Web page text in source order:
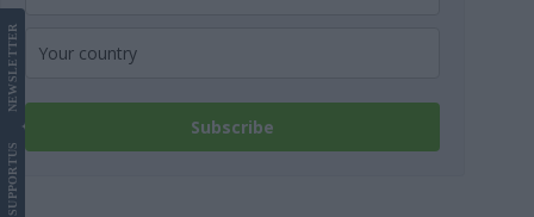
Subscribe
SUPPORT
US
NEWS
LETTER